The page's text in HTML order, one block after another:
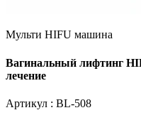
Мульти HIFU машина
Вагинальный лифтинг
лечение
Артикул : BL-508